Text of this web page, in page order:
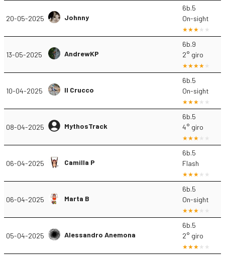
20-05-2025 Johnny
6b.5
On-sight
13-05-2025 AndrewKP
6b.9
2° giro
10-04-2025 Il Crucco
6b.5
On-sight
08-04-2025 MythosTrack
6b.5
4° giro
06-04-2025 Camilla P
6b.5
Flash
06-04-2025 Marta B
6b.5
On-sight
05-04-2025 Alessandro Anemona
6b.5
2° giro